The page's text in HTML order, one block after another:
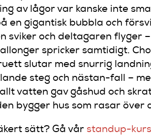
av lågor var kanske inte
en gigantisk bubbla och
sviker och deltagaren flyger
spricker samtidigt.
slutar med snurrig
steg och nästan-fall –
vatten gav gåshud och
bygger hus som rasar över
sätt? Gå vår standup-